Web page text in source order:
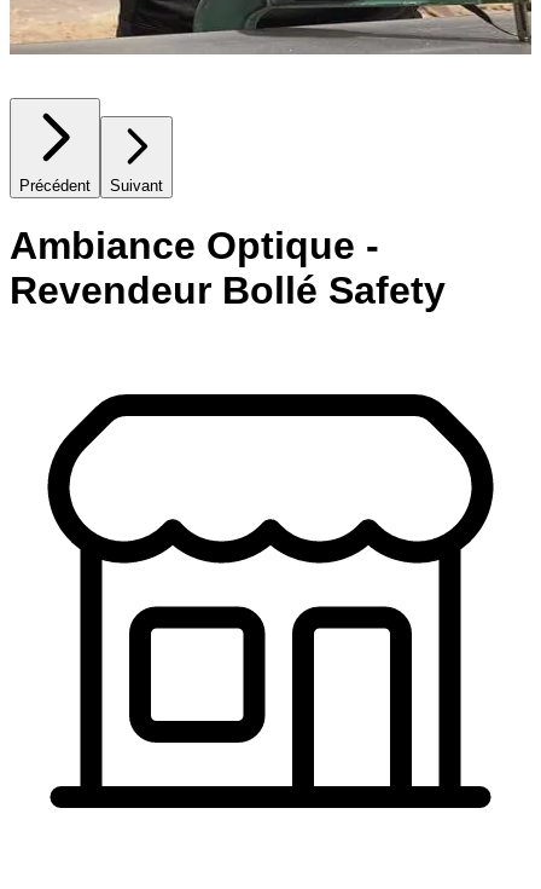
Précédent Suivant
Ambiance Optique -
Revendeur Bollé Safety